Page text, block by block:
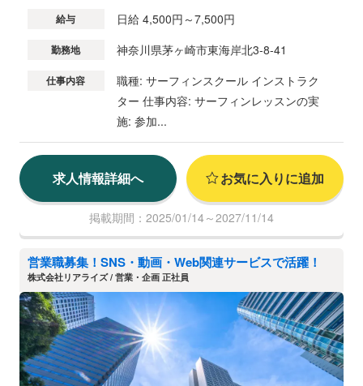
給与 日給 4,500円～7,500円
勤務地 神奈川県茅ヶ崎市東海岸北3-8-41
仕事内容
職種: サーフィンスクール インストラク
ター 仕事内容: サーフィンレッスンの実
施: 参加...
求人情報詳細へ お気に入りに追加
掲載期間：2025/01/14～2027/11/14
営業職募集！SNS・動画・Web関連サービスで活躍！
株式会社リアライズ / 営業・企画 正社員